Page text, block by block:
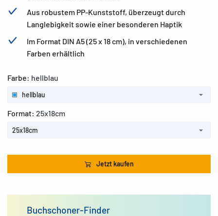
Aus robustem PP-Kunststoff, überzeugt durch
Langlebigkeit sowie einer besonderen Haptik
Im Format DIN A5 (25 x 18 cm), in verschiedenen
Farben erhältlich
Farbe: hellblau
hellblau
Format: 25x18cm
25x18cm
Jetzt kaufen
Buchschoner-Finder